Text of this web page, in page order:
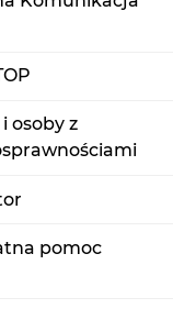
osoby z
pomoc